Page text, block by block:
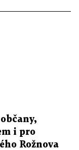
i pro
Rožnova